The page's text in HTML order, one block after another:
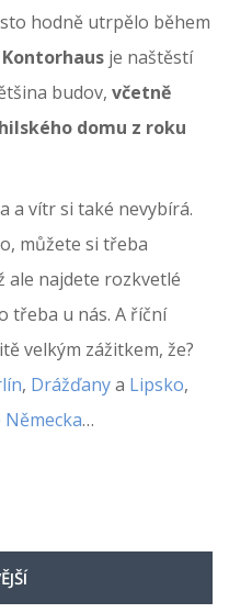
hodně utrpělo během
je naštěstí
budov, včetně
domu z roku
a vítr si také nevybírá.
můžete si třeba
ale najdete rozkvetlé
třeba u nás. A říční
velkým zážitkem, že?
, Drážďanya Lipsko,
Německa…